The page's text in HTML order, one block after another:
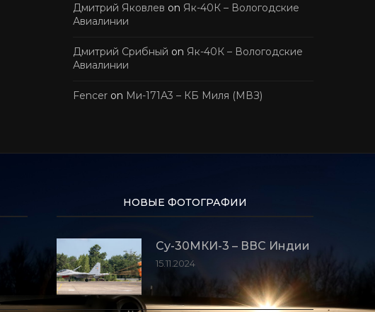
Дмитрий Яковлев on Як-40К – Вологодские
Авиалинии
Дмитрий Срибный on Як-40К – Вологодские
Авиалинии
Fencer on Ми-171А3 – КБ Миля (МВЗ)
НОВЫЕ ФОТОГРАФИИ
Су-30МКИ-3 – ВВС Индии
15.11.2024